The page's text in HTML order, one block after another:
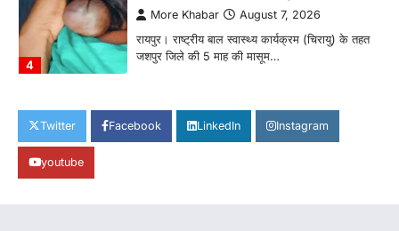
4
More Khabar August 7, 2026
रायपुर। राष्ट्रीय बाल स्वास्थ्य कार्यक्रम (चिरायु) के तहत
जशपुर जिले की 5 माह की मासूम…
CG: छिपली की दीदियों का कमाल, बकरी
पालन से बढ़ी आय और मजबूत हुआ आत्मविश्वास
बनाने की दिशा में जिले के नगरी…
Twitter Facebook LinkedIn Instagram
youtube